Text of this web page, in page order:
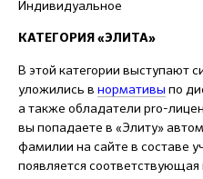
Индивидуальное
КАТЕГОРИЯ «ЭЛИТА»
В этой категории выступают
уложились в нормативы по
а также обладатели pro-
вы попадаете в «Элиту»
фамилии на сайте в составе
появляется соответствующая